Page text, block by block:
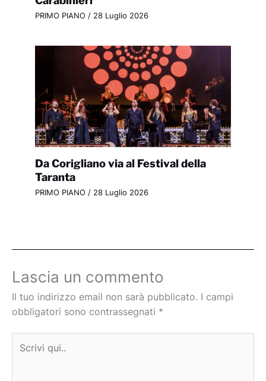
PRIMO PIANO / 28 Luglio 2026
Da Corigliano via al Festival della
Taranta
PRIMO PIANO / 28 Luglio 2026
Lascia un commento
Il tuo indirizzo email non sarà pubblicato. I campi
obbligatori sono contrassegnati *
qui..